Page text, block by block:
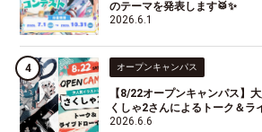
のテーマを発表します🥁✨
2026.6.1
オープンキャンパス
【8/22オープンキャンパス】
くしゃ2さんによるトーク＆ラ
2026.6.6